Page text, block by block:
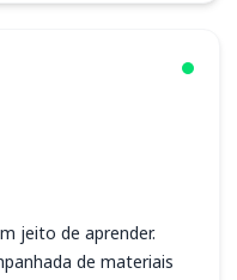
jeito de aprender.
de materiais